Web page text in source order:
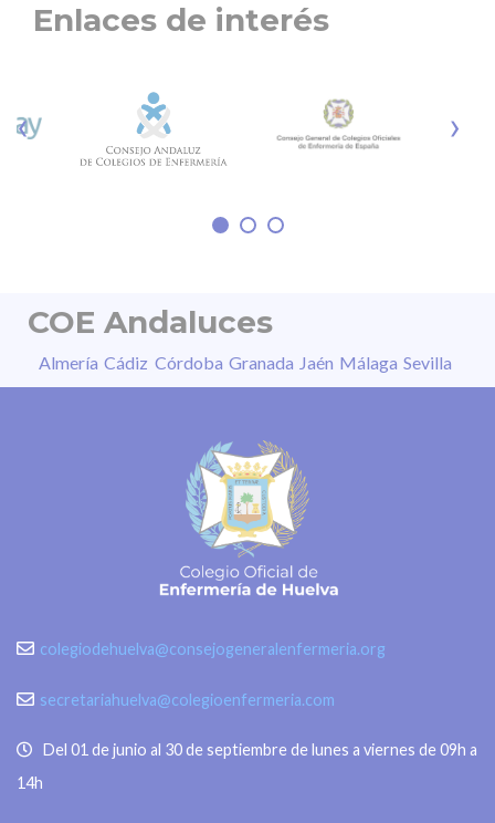
Enlaces de interés
‹ ›
COE Andaluces
Almería Cádiz Córdoba Granada Jaén Málaga Sevilla
colegiodehuelva@consejogeneralenfermeria.org
secretariahuelva@colegioenfermeria.com
Del 01 de junio al 30 de septiembre de lunes a viernes de 09h a
14h